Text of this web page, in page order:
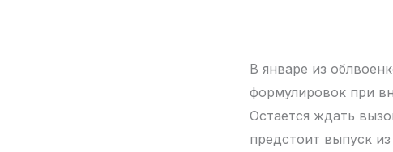
В январе из
формулировок при
Остается ждать
предстоит выпуск